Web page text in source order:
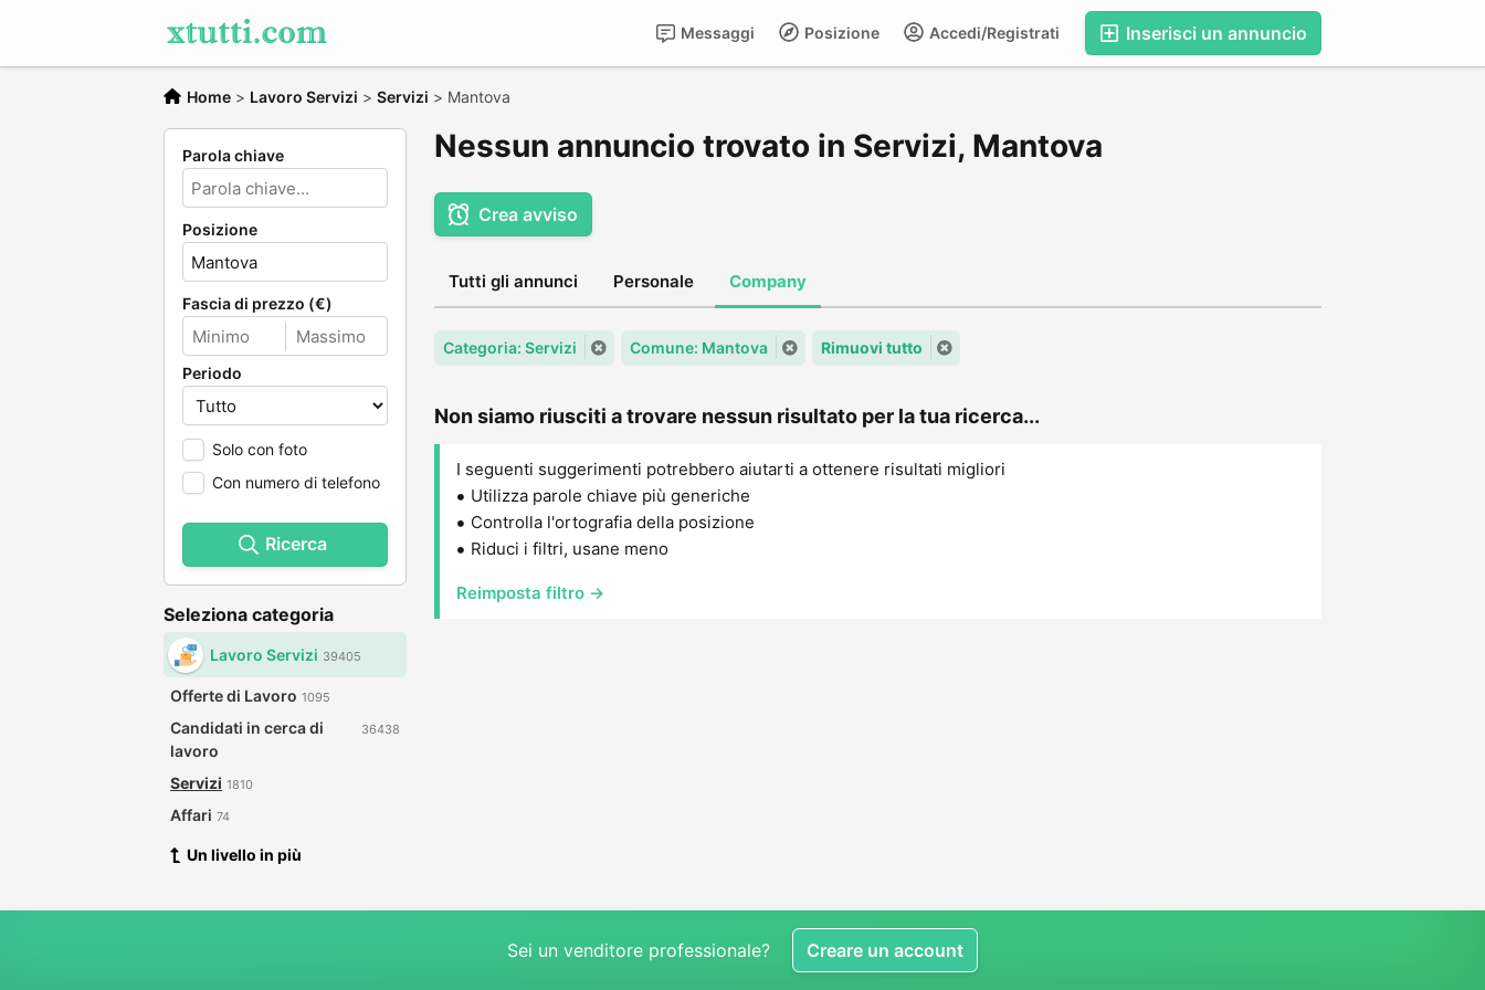
Inserisci un annuncio
Accedi/Registrati
Posizione
Messaggi
Home > Lavoro Servizi > Servizi > Mantova
Parola chiave
Posizione
Fascia di prezzo (€)
Periodo
Solo con foto
Con numero di telefono
Ricerca
Seleziona categoria
Lavoro Servizi 39405
Offerte di Lavoro 1095
Candidati in cerca di
lavoro
36438
Servizi 1810
Affari 74
Un livello in più
Nessun annuncio trovato in Servizi, Mantova
Crea avviso
Tutti gli annunci Personale Company
Categoria: Servizi Comune: Mantova Rimuovi tutto
Non siamo riusciti a trovare nessun risultato per la tua ricerca...
I seguenti suggerimenti potrebbero aiutarti a ottenere risultati migliori
Utilizza parole chiave più generiche
Controlla l'ortografia della posizione
Riduci i filtri, usane meno
Reimposta filtro →
Sei un venditore professionale? Creare un account